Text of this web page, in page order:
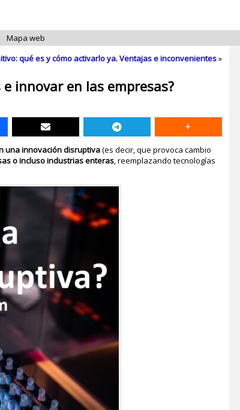
Mapa web
qué es y cómo activarlo ya. Ventajas e inconvenientes»
innovar en las empresas?
una innovación disruptiva(es decir, que provoca cambio
o incluso industrias enteras, reemplazando tecnologías